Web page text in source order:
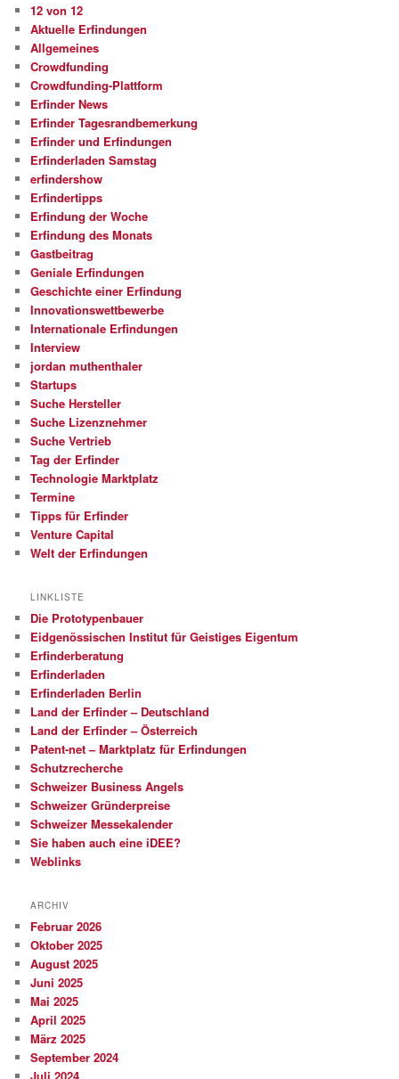
12 von 12
Aktuelle Erfindungen
Allgemeines
Crowdfunding
Crowdfunding-Plattform
Erfinder News
Erfinder Tagesrandbemerkung
Erfinder und Erfindungen
Erfinderladen Samstag
erfindershow
Erfindertipps
Erfindung der Woche
Erfindung des Monats
Gastbeitrag
Geniale Erfindungen
Geschichte einer Erfindung
Innovationswettbewerbe
Internationale Erfindungen
Interview
jordan muthenthaler
Startups
Suche Hersteller
Suche Lizenznehmer
Suche Vertrieb
Tag der Erfinder
Technologie Marktplatz
Termine
Tipps für Erfinder
Venture Capital
Welt der Erfindungen
LINKLISTE
Die Prototypenbauer
Eidgenössischen Institut für Geistiges Eigentum
Erfinderberatung
Erfinderladen
Erfinderladen Berlin
Land der Erfinder – Deutschland
Land der Erfinder – Österreich
Patent-net – Marktplatz für Erfindungen
Schutzrecherche
Schweizer Business Angels
Schweizer Gründerpreise
Schweizer Messekalender
Sie haben auch eine iDEE?
Weblinks
ARCHIV
Februar 2026
Oktober 2025
August 2025
Juni 2025
Mai 2025
April 2025
März 2025
September 2024